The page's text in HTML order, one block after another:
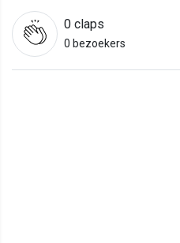
0 claps
0 bezoekers